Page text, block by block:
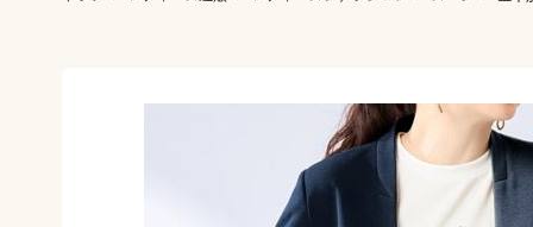
女性下着 メンズ下着
ジュニア・ティーンズ下
メン